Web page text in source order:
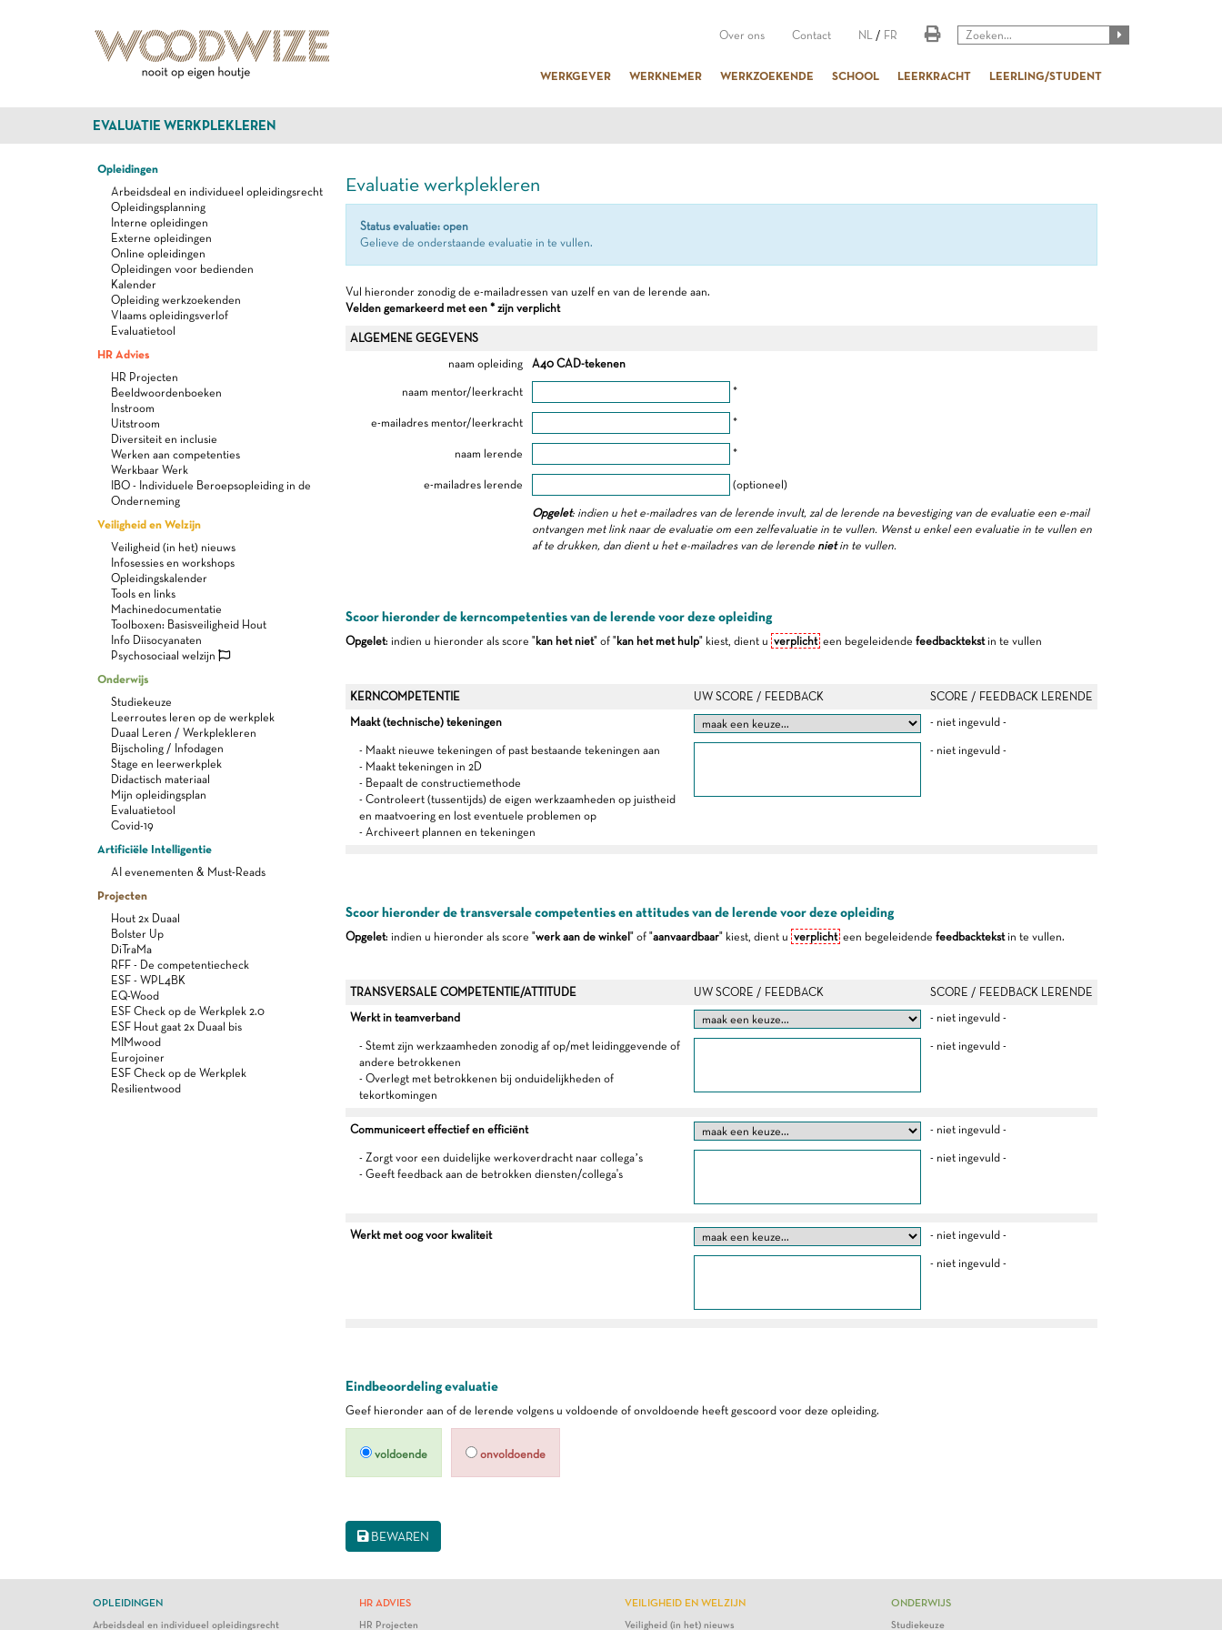
Over ons Contact NL / FR
WERKGEVER WERKNEMER WERKZOEKENDE SCHOOL LEERKRACHT LEERLING/STUDENT
EVALUATIE WERKPLEKLEREN
Opleidingen
Arbeidsdeal en individueel opleidingsrecht
Opleidingsplanning
Interne opleidingen
Externe opleidingen
Online opleidingen
Opleidingen voor bedienden
Kalender
Opleiding werkzoekenden
Vlaams opleidingsverlof
Evaluatietool
HR Advies
HR Projecten
Beeldwoordenboeken
Instroom
Uitstroom
Diversiteit en inclusie
Werken aan competenties
Werkbaar Werk
IBO - Individuele Beroepsopleiding in de
Onderneming
Veiligheid en Welzijn
Veiligheid (in het) nieuws
Infosessies en workshops
Opleidingskalender
Tools en links
Machinedocumentatie
Toolboxen: Basisveiligheid Hout
Info Diisocyanaten
Psychosociaal welzijn
Onderwijs
Studiekeuze
Leerroutes leren op de werkplek
Duaal Leren / Werkplekleren
Bijscholing / Infodagen
Stage en leerwerkplek
Didactisch materiaal
Mijn opleidingsplan
Evaluatietool
Covid-19
Artificiële Intelligentie
AI evenementen & Must-Reads
Projecten
Hout 2x Duaal
Bolster Up
DiTraMa
RFF - De competentiecheck
ESF - WPL4BK
EQ-Wood
ESF Check op de Werkplek 2.0
ESF Hout gaat 2x Duaal bis
MIMwood
Eurojoiner
ESF Check op de Werkplek
Resilientwood
Evaluatie werkplekleren
Status evaluatie: open
Gelieve de onderstaande evaluatie in te vullen.
Vul hieronder zonodig de e-mailadressen van uzelf en van de lerende aan.
Velden gemarkeerd met een * zijn verplicht
ALGEMENE GEGEVENS
naam opleiding
A40 CAD-tekenen
naam mentor/leerkracht *
e-mailadres mentor/leerkracht *
naam lerende *
e-mailadres lerende (optioneel)
Opgelet: indien u het e-mailadres van de lerende invult, zal de lerende na bevestiging van de evaluatie een e-mail
ontvangen met link naar de evaluatie om een zelfevaluatie in te vullen. Wenst u enkel een evaluatie in te vullen en
af te drukken, dan dient u het e-mailadres van de lerende nietin te vullen.
Scoor hieronder de kerncompetenties van de lerende voor deze opleiding
Opgelet: indien u hieronder als score "kan het niet" of "kan het met hulp" kiest, dient u verplichteen begeleidende feedbacktekstin te vullen
KERNCOMPETENTIE UW SCORE / FEEDBACK
SCORE / FEEDBACK LERENDE
Maakt (technische) tekeningen
- niet ingevuld -
- Maakt nieuwe tekeningen of past bestaande tekeningen aan
- Maakt tekeningen in 2D
- Bepaalt de constructiemethode
- Controleert (tussentijds) de eigen werkzaamheden op juistheid
en maatvoering en lost eventuele problemen op
- Archiveert plannen en tekeningen
- niet ingevuld -
Scoor hieronder de transversale competenties en attitudes van de lerende voor deze opleiding
Opgelet: indien u hieronder als score "werk aan de winkel " of "aanvaardbaar" kiest, dient u verplichteen begeleidende feedbacktekstin te vullen.
TRANSVERSALE COMPETENTIE/ATTITUDE UW SCORE / FEEDBACK
SCORE / FEEDBACK LERENDE
Werkt in teamverband
- niet ingevuld -
- Stemt zijn werkzaamheden zonodig af op/met leidinggevende of
andere betrokkenen
- Overlegt met betrokkenen bij onduidelijkheden of
tekortkomingen
- niet ingevuld -
Communiceert effectief en efficiënt - niet ingevuld -
- Zorgt voor een duidelijke werkoverdracht naar collega’s
- Geeft feedback aan de betrokken diensten/collega's
- niet ingevuld -
Werkt met oog voor kwaliteit - niet ingevuld -
- niet ingevuld -
Eindbeoordeling evaluatie
Geef hieronder aan of de lerende volgens u voldoende of onvoldoende heeft gescoord voor deze opleiding.
voldoende onvoldoende
BEWAREN
OPLEIDINGEN
Arbeidsdeal en individueel opleidingsrecht
HR ADVIES
HR Projecten
VEILIGHEID EN WELZIJN
Veiligheid (in het) nieuws
ONDERWIJS
Studiekeuze